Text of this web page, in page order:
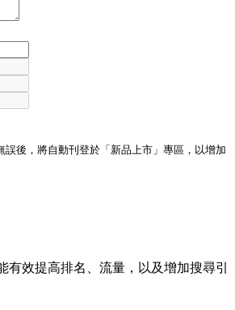
誤後，將自動刊登於「 新品上市 」專區，以增加
有效提高排名、流量，以及增加搜尋引